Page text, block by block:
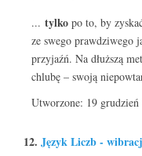
... tylko po to, by
ze swego prawdziwego
przyjaźń. Na dłuższą
chlubę – swoją
Utworzone: 19 grudzień
12. Język Liczb -